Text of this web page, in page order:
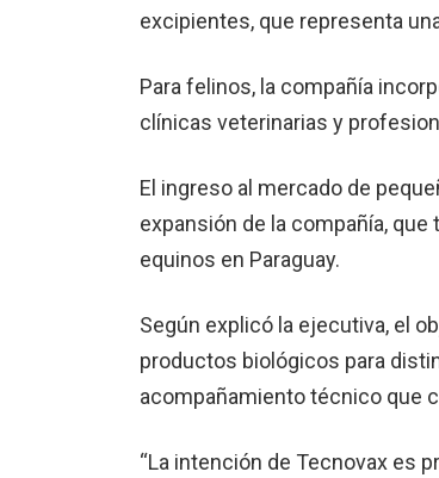
excipientes, que representa
Para felinos, la compañía
clínicas veterinarias y
El ingreso al mercado de
expansión de la compañía,
equinos en Paraguay.
Según explicó la ejecutiva, el
productos biológicos para
acompañamiento técnico que
“La intención de Tecnovax es